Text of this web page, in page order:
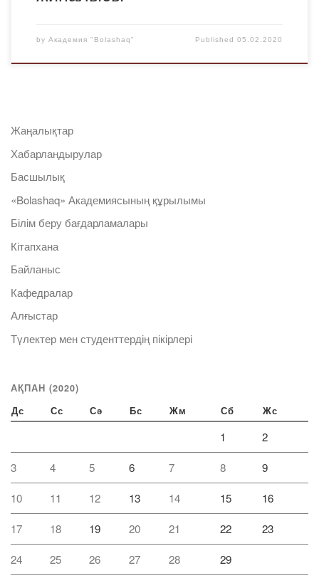
by Академия "Bolashaq" Published05.02.2020
Жаңалықтар
Хабарландырулар
Басшылық
«Bolashaq» Академиясының құрылымы
Білім беру бағдарламалары
Кітапхана
Байланыс
Кафедралар
Алғыстар
Түлектер мен студенттердің пікірлері
АҚПАН (2020)
Дс Сс Сә Бс Жм Сб Жс
1 2
3 4 5 6 7 8 9
10 11 12 13 14 15 16
17 18 19 20 21 22 23
24 25 26 27 28
29